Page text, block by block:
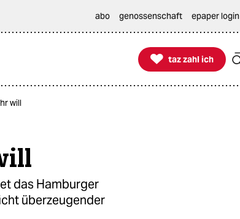
abo genossenschaft epaper login

taz zahl ich
taz zahl ich
will
das Hamburger
überzeugender